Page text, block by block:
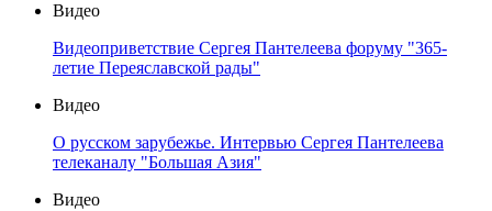
Видео
Видеоприветствие Сергея Пантелеева форуму "365-
летие Переяславской рады"
Видео
О русском зарубежье. Интервью Сергея Пантелеева
телеканалу "Большая Азия"
Видео